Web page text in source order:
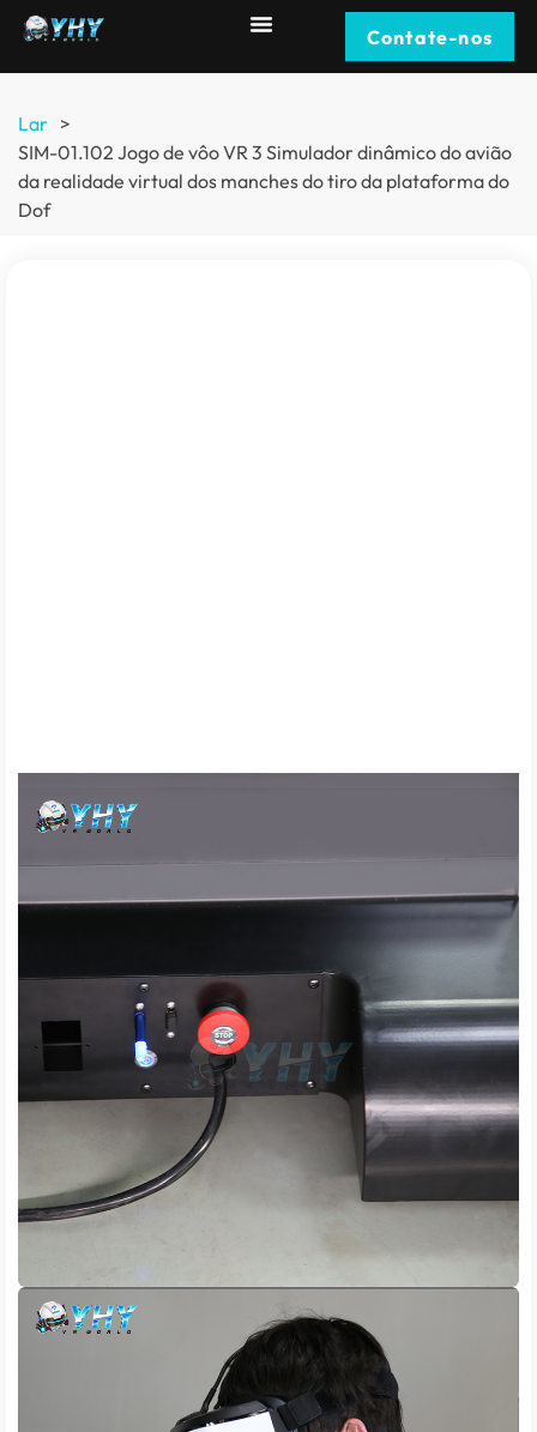
Contate-nos
Lar >
SIM-01.102 Jogo de vôo VR 3 Simulador dinâmico do avião
da realidade virtual dos manches do tiro da plataforma do
Dof